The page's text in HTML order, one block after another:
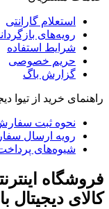
استعلام گارانتی
رویه‌های
شرایط استفاده
حریم خصوصی
گزارش باگ
راهنمای خرید از تیوا
نحوه ثبت
رویه ارسال
شیوه‌های
فروشگاه
کالای